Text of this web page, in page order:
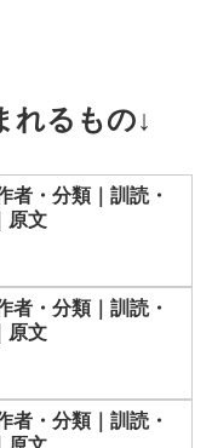
れるもの↓
者・分類｜訓読・
原文
者・分類｜訓読・
原文
者・分類｜訓読・